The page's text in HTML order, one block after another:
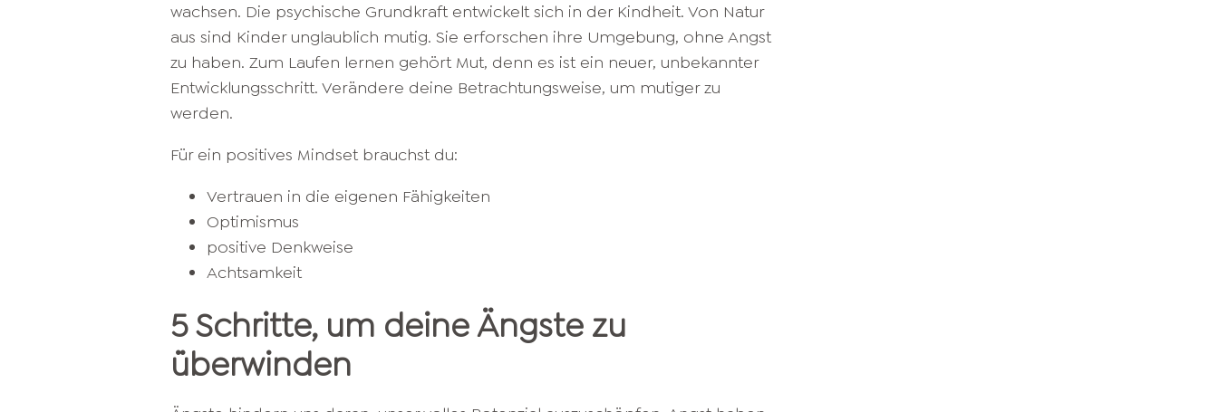
wachsen. Die psychische Grundkraft entwickelt sich in der Kindheit. Von Natur
aus sind Kinder unglaublich mutig. Sie erforschen ihre Umgebung, ohne Angst
zu haben. Zum Laufen lernen gehört Mut, denn es ist ein neuer, unbekannter
Entwicklungsschritt. Verändere deine Betrachtungsweise, um mutiger zu
werden.
Für ein positives Mindset brauchst du:
Vertrauen in die eigenen Fähigkeiten
Optimismus
positive Denkweise
Achtsamkeit
5 Schritte, um deine Ängste zu
überwinden